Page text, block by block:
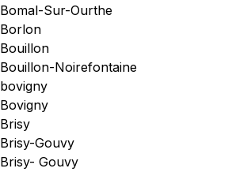
Bomal-Sur-Ourthe
Borlon
Bouillon
Bouillon-Noirefontaine
bovigny
Bovigny
Brisy
Brisy-Gouvy
Brisy- Gouvy